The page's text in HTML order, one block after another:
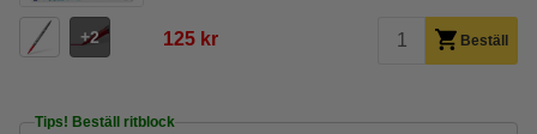
2 125 kr Beställ
Tips! Beställ ritblock